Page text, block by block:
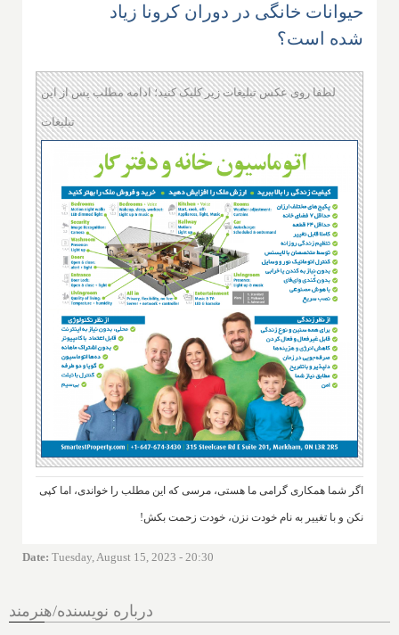
حیوانات خانگی در دوران کرونا زیاد
شده است؟
لطفا روی عکس تبلیغات زیر کلیک کنید؛ ادامه مطلب پس از این
تبلیغات
اگر شما همکاری گرامی ما هستی، مرسی که این مطلب را خواندی، اما کپی
نکن و با تغییر به نام خودت نزن، خودت زحمت بکش!
Date: Tuesday, August 15, 2023 - 20:30
درباره نویسنده/هنرمند